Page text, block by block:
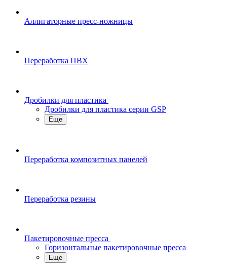
Аллигаторные пресс-ножницы
Переработка ПВХ
Дробилки для пластика
Дробилки для пластика серии GSP
Еще
Переработка композитных панелей
Переработка резины
Пакетировочные пресса
Горизонтальные пакетировочные пресса
Еще